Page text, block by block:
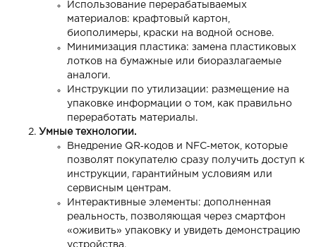
Использование перерабатываемых
материалов: крафтовый картон,
биополимеры, краски на водной основе.
Минимизация пластика: замена пластиковых
лотков на бумажные или биоразлагаемые
аналоги.
Инструкции по утилизации: размещение на
упаковке информации о том, как правильно
переработать материалы.
Умные технологии.
Внедрение QR‑кодов и NFC‑меток, которые
позволят покупателю сразу получить доступ к
инструкции, гарантийным условиям или
сервисным центрам.
Интерактивные элементы: дополненная
реальность, позволяющая через смартфон
«оживить» упаковку и увидеть демонстрацию
устройства.